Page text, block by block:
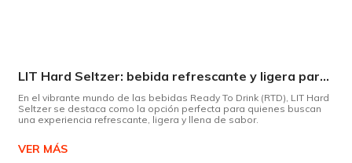
LIT Hard Seltzer: bebida refrescante y ligera para disfrutar de este verano
En el vibrante mundo de las bebidas Ready To Drink (RTD), LIT Hard
Seltzer se destaca como la opción perfecta para quienes buscan
una experiencia refrescante, ligera y llena de sabor.
VER MÁS